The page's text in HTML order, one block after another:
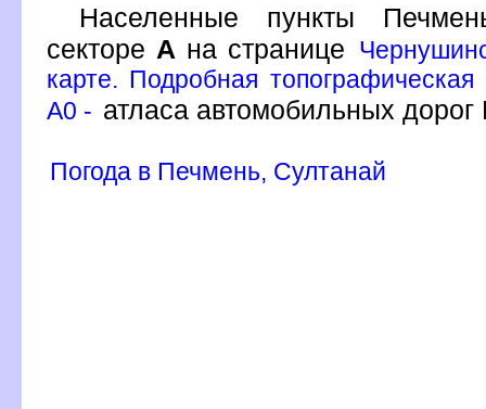
Населенные пункты
секторе А на странице
карте. Подробная
A0 - атласа автомобильных дорог
Погода в Печмень, Султанай